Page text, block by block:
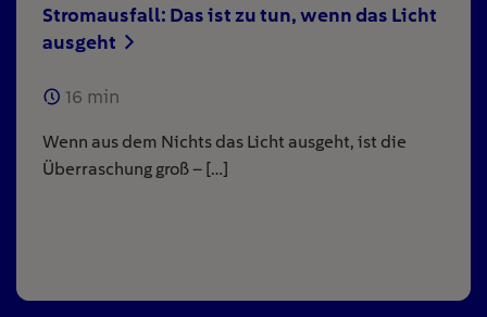
Stromausfall: Das ist zu tun, wenn das Licht
ausgeht
16 min
Wenn aus dem Nichts das Licht ausgeht, ist die
Überraschung groß – […]